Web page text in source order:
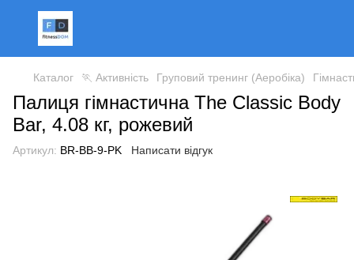
Каталог 🏃 Активність Груповий тренинг (Аеробіка)
Палиця гімнастична The Classic Body
Bar, 4.08 кг, рожевий
Артикул: BR-BB-9-PK Написати відгук